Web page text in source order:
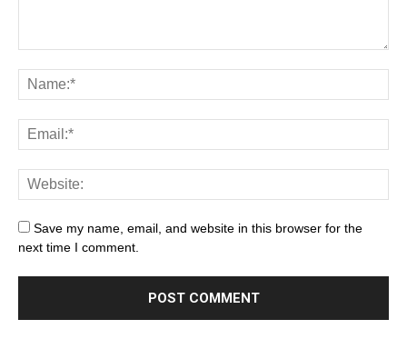
Save my name, email, and website in this browser for the
next time I comment.